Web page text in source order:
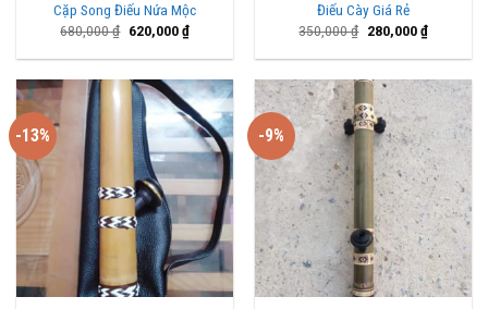
Cặp Song Điếu Nứa Mộc
680,000₫ Giá
là:
620,000₫Giá
hiện
tại
620,000 ₫.
Điếu Cày Giá Rẻ
350,000₫ Giá
là:
280,000₫Giá
hiện
tại
280,000
-13% -9%